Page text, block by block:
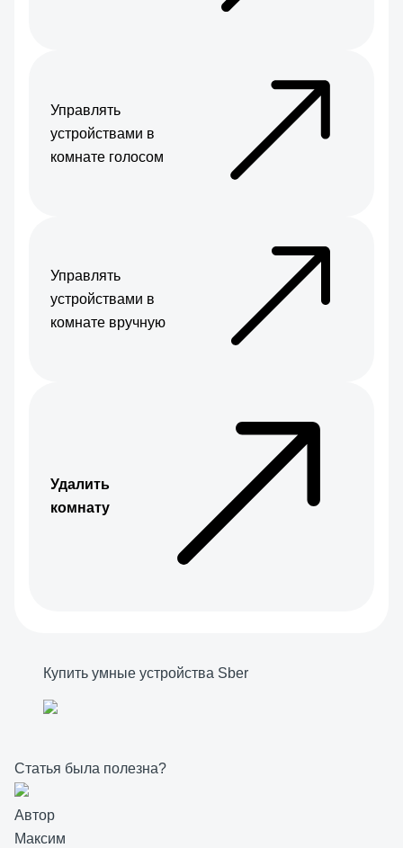
Управлять
устройствами в
комнате голосом
Управлять
устройствами в
комнате вручную
Удалить
комнату
Купить умные устройства Sber
Статья была полезна?
Автор
Максим